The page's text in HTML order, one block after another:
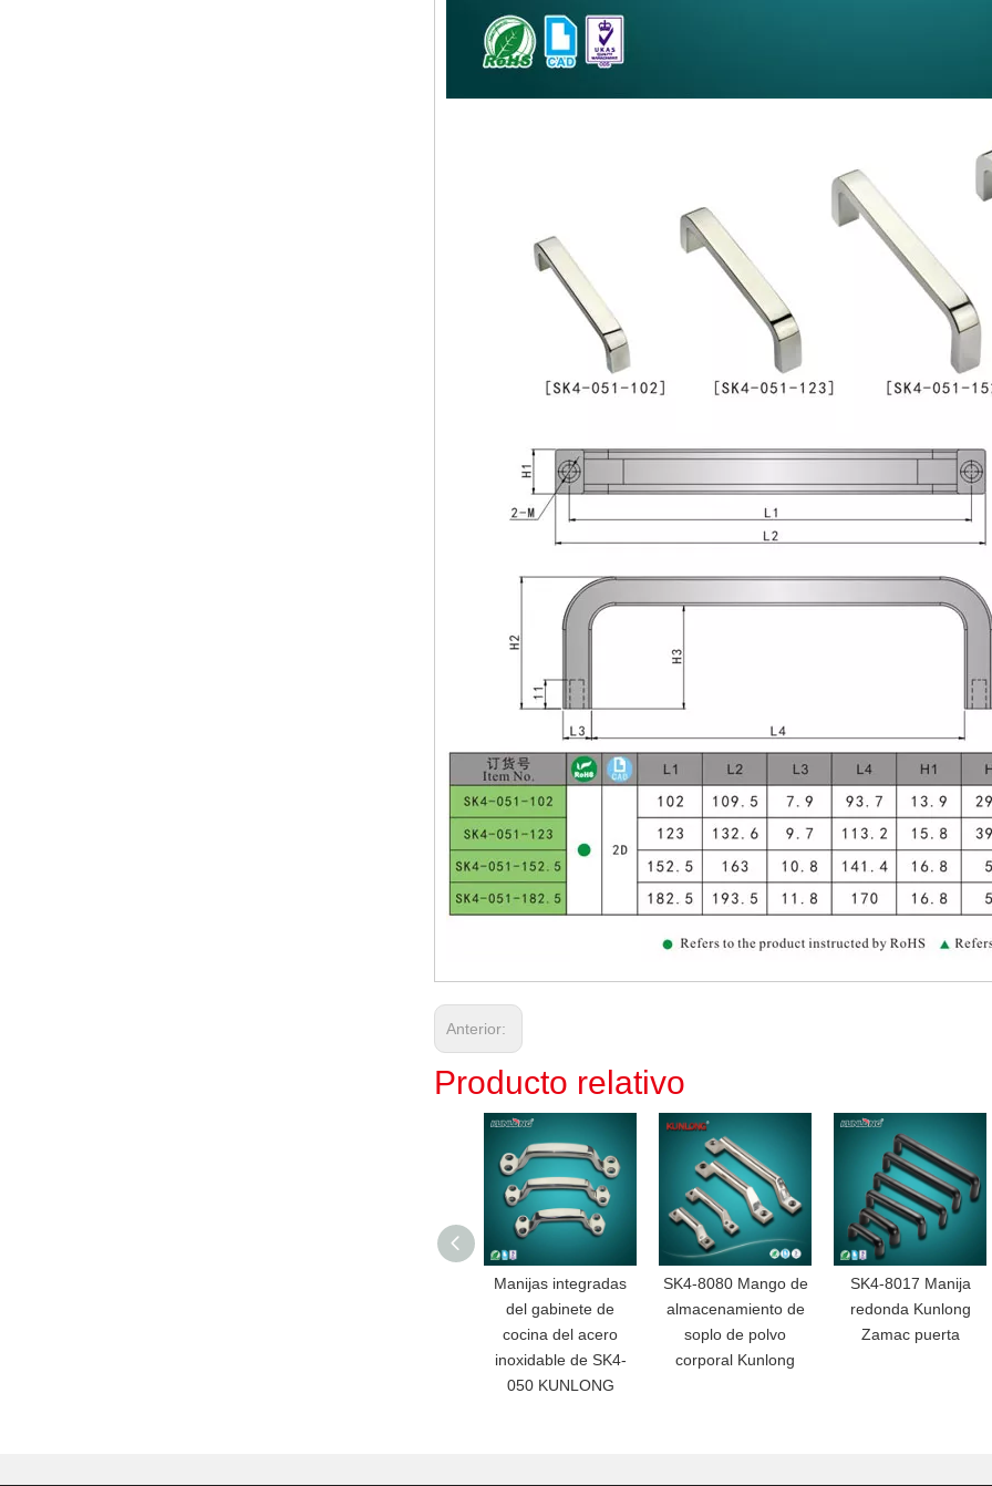
Anterior:
Producto relativo
Manijas integradas
del gabinete de
cocina del acero
inoxidable de SK4-
050 KUNLONG
SK4-8080 Mango de
almacenamiento de
soplo de polvo
corporal Kunlong
SK4-8017 Manija
redonda Kunlong
Zamac puerta